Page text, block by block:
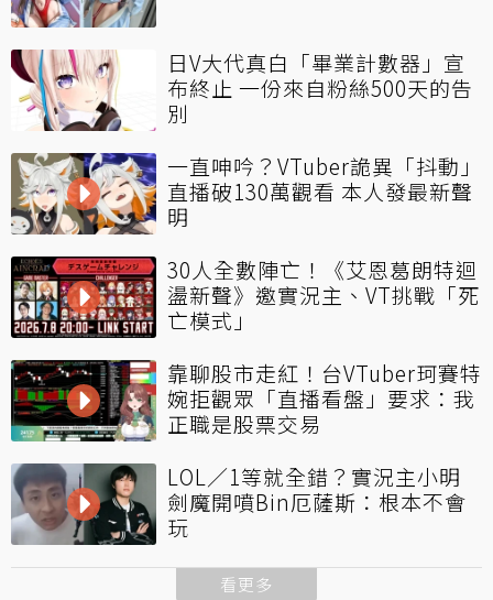
日V大代真白「畢業計數器」宣
布終止 一份來自粉絲500天的告
別
一直呻吟？VTuber詭異「抖動」
直播破130萬觀看 本人發最新聲
明
30人全數陣亡！《艾恩葛朗特迴
盪新聲》邀實況主、VT挑戰「死
亡模式」
靠聊股市走紅！台VTuber珂賽特
婉拒觀眾「直播看盤」要求：我
正職是股票交易
LOL／1等就全錯？實況主小明
劍魔開噴Bin厄薩斯：根本不會
玩
看更多